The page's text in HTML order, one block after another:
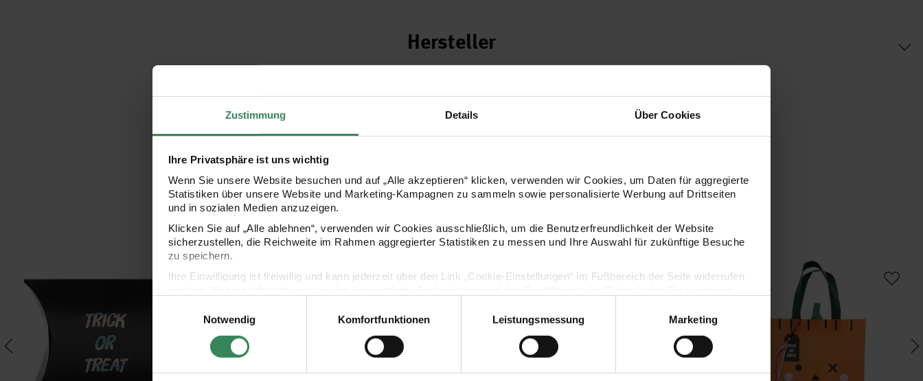
Zustimmung Details Über Cookies
Ihre Privatsphäre ist uns wichtig
Wenn Sie unsere Website besuchen und auf „Alle akzeptieren“ klicken, verwenden wir Cookies, um Daten für aggregierte
Statistiken über unsere Website und Marketing-Kampagnen zu sammeln sowie personalisierte Werbung auf Drittseiten
und in sozialen Medien anzuzeigen.
Klicken Sie auf „Alle ablehnen“, verwenden wir Cookies ausschließlich, um die Benutzerfreundlichkeit der Website
sicherzustellen, die Reichweite im Rahmen aggregierter Statistiken zu messen und Ihre Auswahl für zukünftige Besuche
zu speichern.
Ihre Einwilligung ist freiwillig und kann jederzeit über den Link „Cookie-Einstellungen“ im Fußbereich der Seite widerrufen
Impressum
Datenschutz Vertrag widerrufen
Notwendig
Komfortfunktionen Leistungsmessung Marketing
Hersteller
Kaufempfehlung
Paper Poetry Geschenkschachteln Trick or treat 12x8cm 3 Stück Paper Poetry Geschenktüte Kürbis